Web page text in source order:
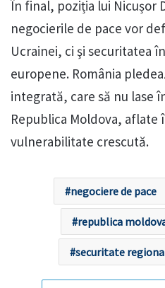
În final, poziția lui Nicușor
negocierile de pace vor
Ucrainei, ci şi securitatea
europene. România
integrată, care să nu lase
Republica Moldova, aflate
vulnerabilitate crescută.
negociere de pace
republica
securitate